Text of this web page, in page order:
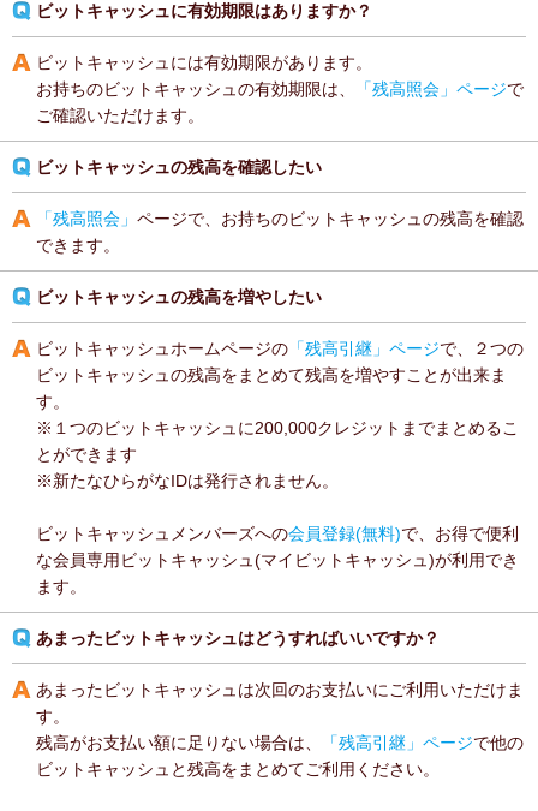
ビットキャッシュに有効期限はありますか？
ビットキャッシュには有効期限があります。
お持ちのビットキャッシュの有効期限は、
「残高照会」ページで
ご確認いただけます。
ビットキャッシュの残高を確認したい
「残高照会」 ページで、お持ちのビットキャッシュの残高を確認
できます。
ビットキャッシュの残高を増やしたい
ビットキャッシュホームページの 「残高引継」ページで、２つの
ビットキャッシュの残高をまとめて残高を増やすことが出来ま
す。
※１つのビットキャッシュに200,000クレジットまでまとめるこ
とができます
※新たなひらがなIDは発行されません。
ビットキャッシュメンバーズへの会員登録(無料)で、お得で便利
な会員専用ビットキャッシュ(マイビットキャッシュ)が利用でき
ます。
あまったビットキャッシュはどうすればいいですか？
あまったビットキャッシュは次回のお支払いにご利用いただけま
す。
残高がお支払い額に足りない場合は、
「残高引継」ページで他の
ビットキャッシュと残高をまとめてご利用ください。